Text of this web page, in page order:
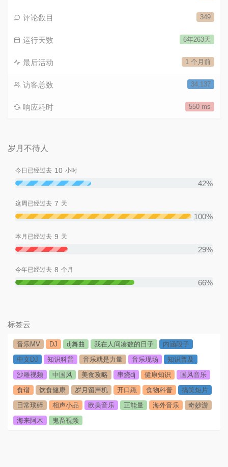
349
评论数目
6年263天
运行天数
1 个月前
最后活动
34,137
访客总数
550 ms
响应耗时
岁月不待人
今日已经过去 10 小时
42%
这周已经过去 7 天
100%
本月已经过去 9 天
29%
今年已经过去 8 个月
66%
标签云
音乐MV DJ dj舞曲 我在人间凑数的日子
内涵段子
中文DJ
知识科普 音乐就是力量 音乐现场
知识普及
沙雕视频
中国风 美食攻略 串烧dj 健康知识
国风音乐
食谱
饮食健康 岁月留声机 开口跪 食物科普
搞笑短片
日常琐碎
相声小品 欧美音乐 正能量 海外音乐
奇妙游
海来阿木
鬼畜视频